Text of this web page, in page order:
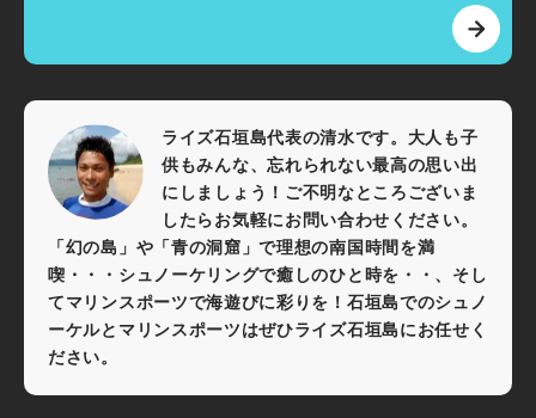
ライズ石垣島代表の清水です。大人も子
供もみんな、忘れられない最高の思い出
にしましょう！ご不明なところございま
したらお気軽にお問い合わせください。
「幻の島」や「青の洞窟」で理想の南国時間を満
喫・・・シュノーケリングで癒しのひと時を・・、そし
てマリンスポーツで海遊びに彩りを！石垣島でのシュノ
ーケルとマリンスポーツはぜひライズ石垣島にお任せく
ださい。